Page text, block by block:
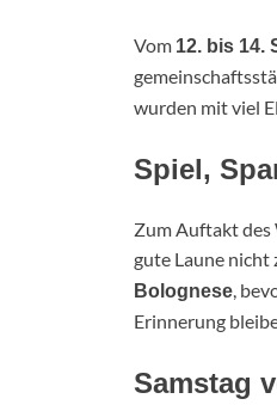
Vom 12. bis 14.
wurden mit viel
Spiel,
Zum Auftakt des
gute Laune nicht
Bolognese,
Erinnerung
Samstag